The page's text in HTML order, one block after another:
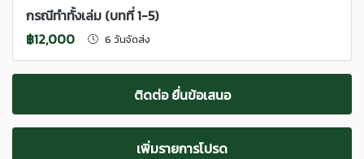
กรณีทำทั้งเล่ม (บทที่ 1-5)
฿12,000
6 วันจัดส่ง
ติดต่อ ยื่นข้อเสนอ
เพิ่มรายการโปรด